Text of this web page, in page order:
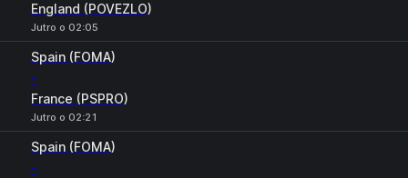
England (POVEZLO)
Jutro o 02:05
Spain (FOMA)
-
France (PSPRO)
Jutro o 02:21
Spain (FOMA)
-